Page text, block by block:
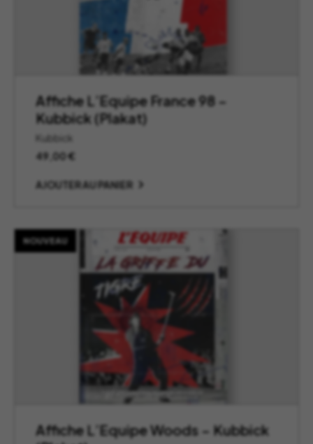
Affiche L’Equipe France 98 –
Kubbick (Plakat)
Kubbick
49,00€
AJOUTER AU PANIER
NOUVEAU
Affiche L’Equipe Woods – Kubbick